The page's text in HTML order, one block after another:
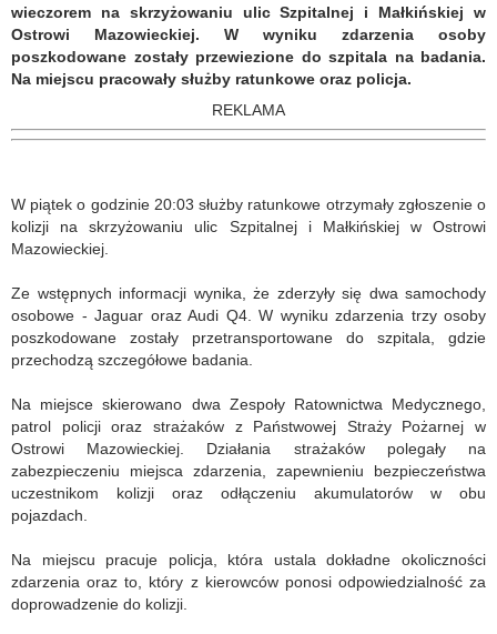
wieczorem na skrzyżowaniu ulic Szpitalnej i Małkińskiej w
Ostrowi Mazowieckiej. W wyniku zdarzenia osoby
poszkodowane zostały przewiezione do szpitala na badania.
Na miejscu pracowały służby ratunkowe oraz policja.
REKLAMA
W piątek o godzinie 20:03 służby ratunkowe otrzymały zgłoszenie o
kolizji na skrzyżowaniu ulic Szpitalnej i Małkińskiej w Ostrowi
Mazowieckiej.
Ze wstępnych informacji wynika, że zderzyły się dwa samochody
osobowe - Jaguar oraz Audi Q4. W wyniku zdarzenia trzy osoby
poszkodowane zostały przetransportowane do szpitala, gdzie
przechodzą szczegółowe badania.
Na miejsce skierowano dwa Zespoły Ratownictwa Medycznego,
patrol policji oraz strażaków z Państwowej Straży Pożarnej w
Ostrowi Mazowieckiej. Działania strażaków polegały na
zabezpieczeniu miejsca zdarzenia, zapewnieniu bezpieczeństwa
uczestnikom kolizji oraz odłączeniu akumulatorów w obu
pojazdach.
Na miejscu pracuje policja, która ustala dokładne okoliczności
zdarzenia oraz to, który z kierowców ponosi odpowiedzialność za
doprowadzenie do kolizji.